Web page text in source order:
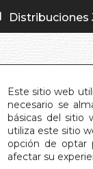
Este sitio web
necesario se
básicas del sitio
utiliza este sitio
opción de optar
afectar su
Distribuciones